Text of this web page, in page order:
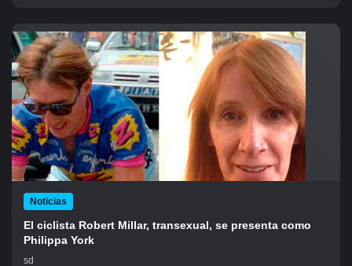
Noticias
El ciclista Robert Millar, transexual, se presenta como
Philippa York
sd